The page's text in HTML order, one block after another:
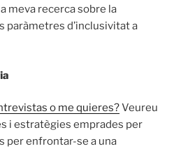
meva recerca sobre la
paràmetres d’inclusivitat a
o me quieres?Veureu
i estratègies emprades per
per enfrontar-se a una